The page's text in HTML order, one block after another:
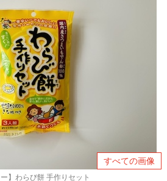
すべての画像
ー】わらび餅 手作りセット